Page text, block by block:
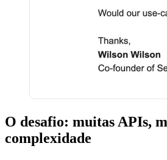
O desafio: muitas APIs,
complexidade